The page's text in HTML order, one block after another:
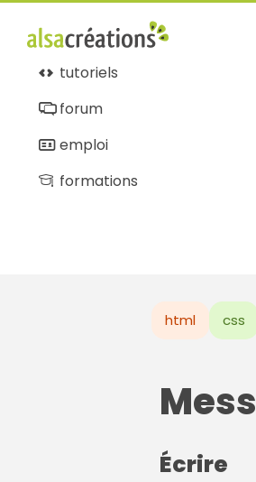
tutoriels
forum
emploi
formations
html css
Écrire